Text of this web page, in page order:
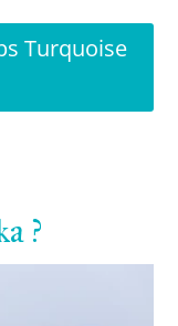
Turquoise
?